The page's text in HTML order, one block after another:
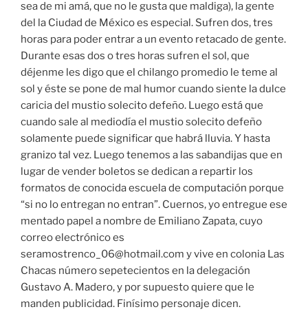
sea de mi amá, que no le gusta que maldiga), la gente
del la Ciudad de México es especial. Sufren dos, tres
horas para poder entrar a un evento retacado de gente.
Durante esas dos o tres horas sufren el sol, que
déjenme les digo que el chilango promedio le teme al
sol y éste se pone de mal humor cuando siente la dulce
caricia del mustio solecito defeño. Luego está que
cuando sale al mediodía el mustio solecito defeño
solamente puede significar que habrá lluvia. Y hasta
granizo tal vez. Luego tenemos a las sabandijas que en
lugar de vender boletos se dedican a repartir los
formatos de conocida escuela de computación porque
“si no lo entregan no entran”. Cuernos, yo entregue ese
mentado papel a nombre de Emiliano Zapata, cuyo
correo electrónico es
seramostrenco_06@hotmail.com y vive en colonia Las
Chacas número sepetecientos en la delegación
Gustavo A. Madero, y por supuesto quiere que le
manden publicidad. Finísimo personaje dicen.